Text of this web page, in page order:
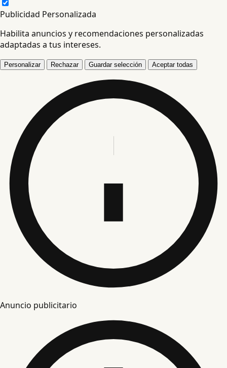
Publicidad Personalizada
Habilita anuncios y recomendaciones personalizadas
adaptadas a tus intereses.
Personalizar Rechazar Guardar selección Aceptar todas
Anuncio publicitario